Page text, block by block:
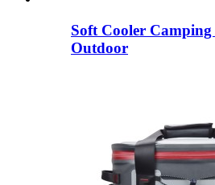
Soft Cooler Camping
Outdoor